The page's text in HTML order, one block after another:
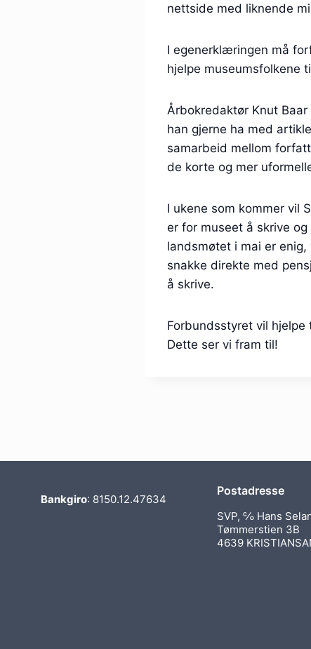
nettside med liknende
I egenerklæringen må
hjelpe museumsfolkene
Årbokredaktør Knut
han gjerne ha med
samarbeid mellom
de korte og mer
I ukene som kommer vil
er for museet å skrive
landsmøtet i mai er
snakke direkte med
å skrive.
Forbundsstyret vil
Dette ser vi fram til!
Bankgiro: 8150.12.47634
Postadresse
SVP, ℅ Hans
Tømmerstien 3B
4639